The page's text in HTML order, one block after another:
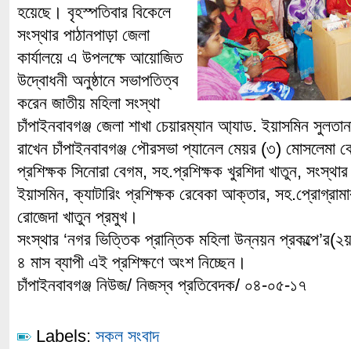
হয়েছে। বৃহস্পতিবার বিকেলে
সংস্থার পাঠানপাড়া জেলা
কার্যালয়ে এ উপলক্ষে আয়োজিত
উদ্বোধনী অনুষ্ঠানে সভাপতিত্ব
করেন জাতীয় মহিলা সংস্থা
চাঁপাইনবাবগঞ্জ জেলা শাখা চেয়ারম্যান আ্যাড. ইয়াসমিন
রাখেন চাঁপাইনবাবগঞ্জ পৌরসভা প্যানেল মেয়র (৩) মোসলেমা
প্রশিক্ষক সিনোরা বেগম, সহ.প্রশিক্ষক খুরশিদা খাতুন, সংস্থার
ইয়াসমিন, ক্যাটারিং প্রশিক্ষক রেবেকা আক্তার, সহ.প্রোগ্রামার
রোজেদা খাতুন প্রমুখ।
সংস্থার ‘নগর ভিত্তিক প্রান্তিক মহিলা উন্নয়ন
৪ মাস ব্যাপী এই প্রশিক্ষণে অংশ নিচ্ছেন।
চাঁপাইনবাবগঞ্জ নিউজ/ নিজস্ব প্রতিবেদক/ ০৪-০৫-১৭
Labels: সকল সংবাদ